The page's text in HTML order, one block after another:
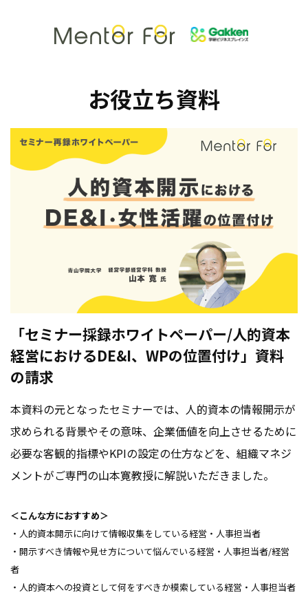
お役立ち資料
「セミナー採録ホワイトペーパー/人的資本
経営におけるDE&I、WPの位置付け」資料
の請求
本資料の元となったセミナーでは、人的資本の情報開示が
求められる背景やその意味、企業価値を向上させるために
必要な客観的指標やKPIの設定の仕方などを、組織マネジ
メントがご専門の山本寛教授に解説いただきました。
＜こんな方におすすめ＞
・人的資本開示に向けて情報収集をしている経営・人事担当者
・開示すべき情報や見せ方について悩んでいる経営・人事担当者/経営
者
・人的資本への投資として何をすべきか模索している経営・人事担当者